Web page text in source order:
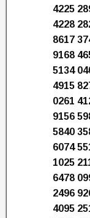
4225
4228
8617
9168
5134
4915
0261
9156
5840
6074
1025
6478
2496
4095